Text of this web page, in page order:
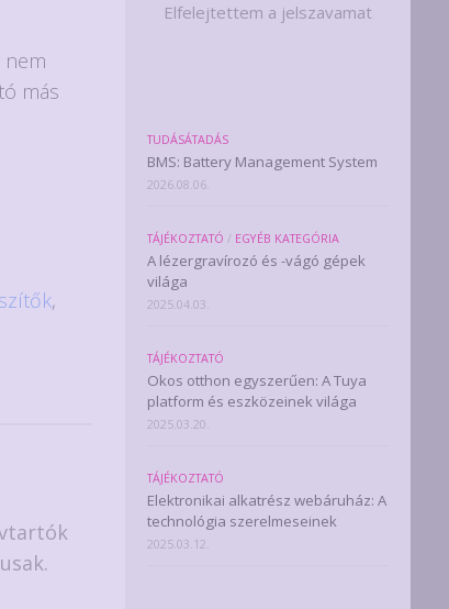
nem
más
,
Elfelejtettem a jelszavamat
TUDÁSÁTADÁS
BMS: Battery Management System
2026.08.06.
TÁJÉKOZTATÓ / EGYÉB KATEGÓRIA
A lézergravírozó és -vágó gépek
világa
2025.04.03.
TÁJÉKOZTATÓ
Okos otthon egyszerűen: A Tuya
platform és eszközeinek világa
2025.03.20.
TÁJÉKOZTATÓ
Elektronikai alkatrész webáruház: A
technológia szerelmeseinek
2025.03.12.